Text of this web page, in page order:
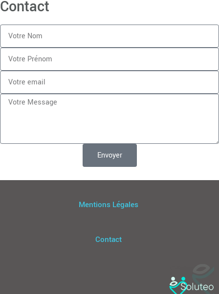
Contact
Envoyer
Mentions Légales
Contact